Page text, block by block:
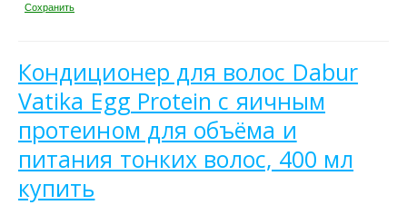
Сохранить
Кондиционер для волос Dabur
Vatika Egg Protein с яичным
протеином для объёма и
питания тонких волос, 400 мл
купить